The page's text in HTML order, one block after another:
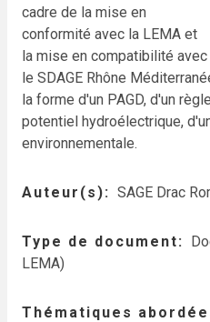
cadre de la mise en
conformité avec la LEMA et
la mise en compatibilité avec
le SDAGE Rhône
la forme d'un PAGD, d'un
potentiel hydroélectrique,
environnementale.
Auteur(s) SAGE Drac
Type de document
LEMA)
Thématiques